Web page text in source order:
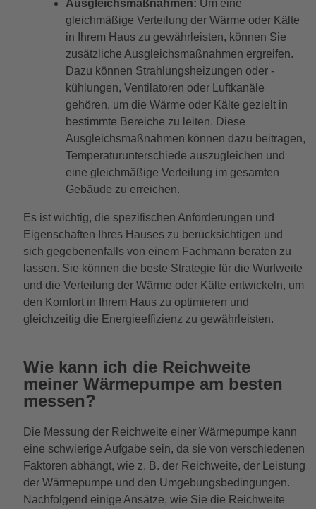
Ausgleichsmaßnahmen: Um eine
gleichmäßige Verteilung der Wärme oder Kälte
in Ihrem Haus zu gewährleisten, können Sie
zusätzliche Ausgleichsmaßnahmen ergreifen.
Dazu können Strahlungsheizungen oder -
kühlungen, Ventilatoren oder Luftkanäle
gehören, um die Wärme oder Kälte gezielt in
bestimmte Bereiche zu leiten. Diese
Ausgleichsmaßnahmen können dazu beitragen,
Temperaturunterschiede auszugleichen und
eine gleichmäßige Verteilung im gesamten
Gebäude zu erreichen.
Es ist wichtig, die spezifischen Anforderungen und
Eigenschaften Ihres Hauses zu berücksichtigen und
sich gegebenenfalls von einem Fachmann beraten zu
lassen. Sie können die beste Strategie für die Wurfweite
und die Verteilung der Wärme oder Kälte entwickeln, um
den Komfort in Ihrem Haus zu optimieren und
gleichzeitig die Energieeffizienz zu gewährleisten.
Wie kann ich die Reichweite
meiner Wärmepumpe am besten
messen?
Die Messung der Reichweite einer Wärmepumpe kann
eine schwierige Aufgabe sein, da sie von verschiedenen
Faktoren abhängt, wie z. B. der Reichweite, der Leistung
der Wärmepumpe und den Umgebungsbedingungen.
Nachfolgend einige Ansätze, wie Sie die Reichweite